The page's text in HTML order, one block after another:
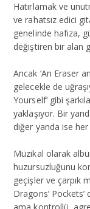
Hatırlamak ve
ve rahatsız edici
genelinde hafıza,
değiştiren bir alan
Ancak ‘An Eraser
gelecekle de
Yourself’ gibi
yaklaşıyor. Bir
diğer yanda ise
Müzikal olarak
huzursuzluğunu
geçişler ve çarpık
Dragons’